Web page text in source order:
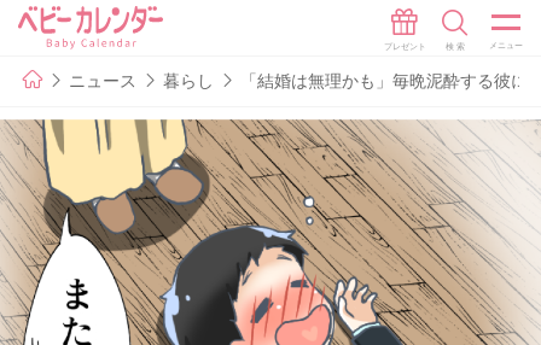
ニュース 暮らし 「結婚は無理かも」毎晩泥酔する彼